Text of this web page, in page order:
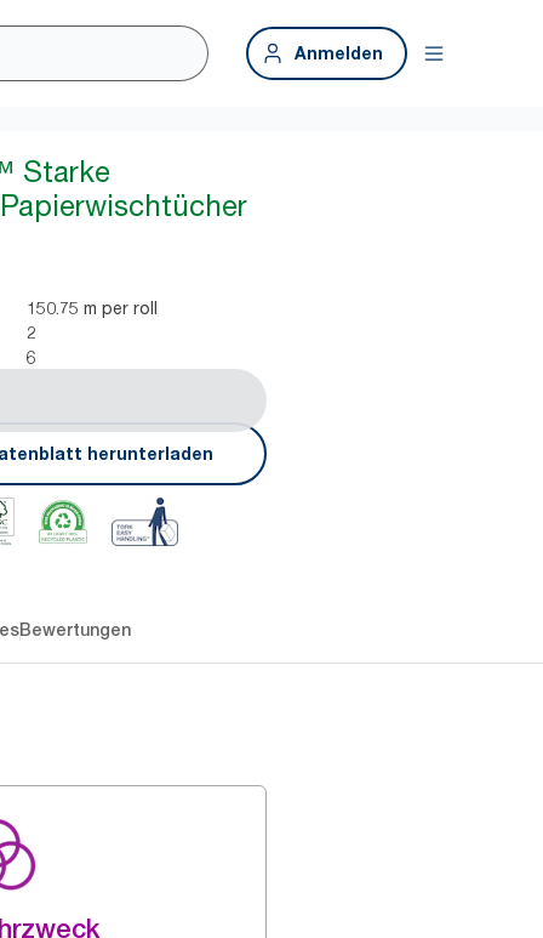
Anmelden
Starke
150.75 m per roll
2
6
herunterladen
Bewertungen